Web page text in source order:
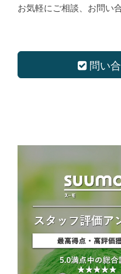
お気軽にご相談、お問い
問い